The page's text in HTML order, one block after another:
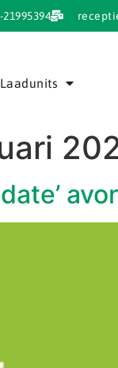
21995394
Laadunits